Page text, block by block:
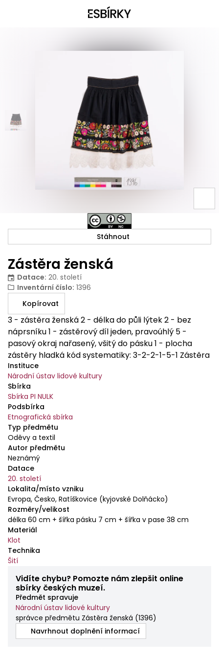
Zástěra ženská
Datace: 20. století
Inventární číslo: 1396
Kopírovat
3 - zástěra ženská 2 - délka do půli lýtek 2 - bez
náprsníku 1 - zástěrový díl jeden, pravoúhlý 5 -
pasový okraj nařasený, všitý do pásku 1 - plocha
zástěry hladká kód systematiky: 3-2-2-1-5-1 Zástěra
je ušita z jednoho pruhu látky. Materiál - černý klot.
Zástěra je všitá do pásku ze stejného materiálu.
Zástěra je zdobená barevnou výšivkou podle
předkreslení - dva pruhy květů, na spodním okraji je
přišitá tylová krajka. V horní polovině zástěry je
našitý sámek. Spodní okraj a dolní rohy jsou
jednoduše obroubeny bílou vyšívací přízí. Zástěra je
šitá na šicím stroji.
Instituce
Národní ústav lidové kultury
Sbírka
Sbírka PI NULK
Podsbírka
Etnografická sbírka
Typ předmětu
Oděvy a textil
Autor předmětu
Neznámý
Datace
20. století
Lokalita/místo vzniku
Evropa, Česko, Ratíškovice (kyjovské Dolňácko)
Rozměry/velikost
délka 60 cm + šířka pásku 7 cm + šířka v pase 38 cm
Materiál
Klot
Technika
Šití
Vidíte chybu? Pomozte nám zlepšit online
sbírky českých muzeí.
Předmět spravuje
Národní ústav lidové kultury
správce předmětu Zástěra ženská (1396)
Navrhnout doplnění informací
Stáhnout